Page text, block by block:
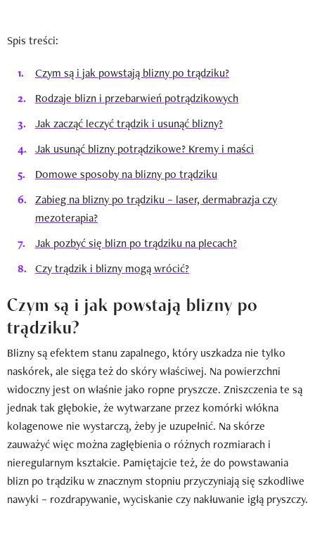
Spis treści:
Czym są i jak powstają blizny po trądziku?
Rodzaje blizn i przebarwień potrądzikowych
Jak zacząć leczyć trądzik i usunąć blizny?
Jak usunąć blizny potrądzikowe? Kremy i maści
Domowe sposoby na blizny po trądziku
Zabieg na blizny po trądziku – laser, dermabrazja czy
mezoterapia?
Jak pozbyć się blizn po trądziku na plecach?
Czy trądzik i blizny mogą wrócić?
Czym są i jak powstają blizny po
trądziku?
Blizny są efektem stanu zapalnego, który uszkadza nie tylko
naskórek, ale sięga też do skóry właściwej. Na powierzchni
widoczny jest on właśnie jako ropne pryszcze. Zniszczenia te są
jednak tak głębokie, że wytwarzane przez komórki włókna
kolagenowe nie wystarczą, żeby je uzupełnić. Na skórze
zauważyć więc można zagłębienia o różnych rozmiarach i
nieregularnym kształcie. Pamiętajcie też, że do powstawania
blizn po trądziku w znacznym stopniu przyczyniają się szkodliwe
nawyki – rozdrapywanie, wyciskanie czy nakłuwanie igłą pryszczy.